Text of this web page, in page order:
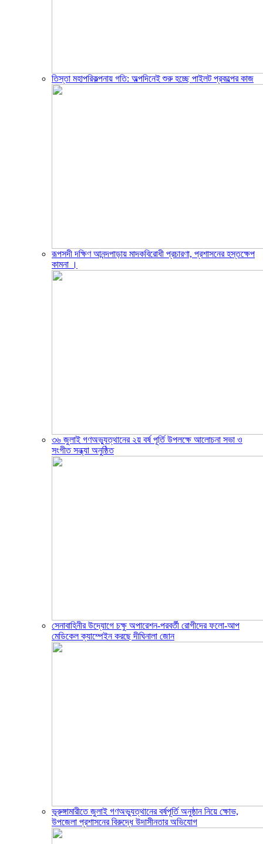
তিস্তা মহাপরিকল্পনায় গতি: অল্পদিনেই শুরু হচ্ছে পাইলট প্রকল্পের কাজ
রূপসদী দক্ষিণ আনন্দপাড়ায় মাদকবিরোধী প্রচারণা, প্রশাসনের হস্তক্ষেপ
কামনা ‎।
৩৬ জুলাই গণঅভ্যুত্থানের ২য় বর্ষ পূর্তি উপলক্ষে আলোচনা সভা ও
সংগীত সন্ধ্যা অনুষ্ঠিত
সেনাবাহিনীর উদ্যোগে চক্ষু অপারেশন-পরবর্তী রোগীদের ফলো-আপ
মেডিকেল ক্যাম্পেইন করছে দীঘিনালা জোন
ভূরুঙ্গামারীতে জুলাই গণঅভ্যুত্থানের বর্ষপূর্তি অনুষ্ঠান নিয়ে ক্ষোভ,
উপজেলা প্রশাসনের বিরুদ্ধে উদাসীনতার অভিযোগ